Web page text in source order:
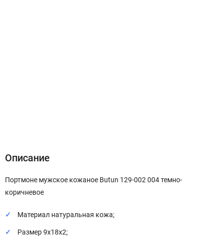
Описание
Портмоне мужское кожаное Butun 129-002 004 темно-
коричневое
Материал натуральная кожа;
Размер 9х18х2;